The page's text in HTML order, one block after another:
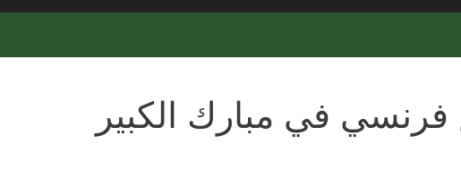
في مبارك الكبير